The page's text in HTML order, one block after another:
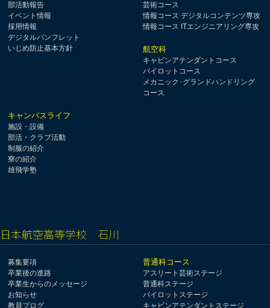
部活動報告
イベント情報
採用情報
デジタルパンフレット
いじめ防止基本方針
芸術コース
情報コース デジタルコンテンツ専攻
情報コース ITエンジニアリング専攻
航空科
キャビンアテンダントコース
パイロットコース
メカニック･グランドハンドリング
コース
キャンパスライフ
施設・設備
部活・クラブ活動
制服の紹介
寮の紹介
雄飛学塾
日本航空高等学校 石川
募集要項
卒業後の進路
卒業生からのメッセージ
お知らせ
教員ブログ
普通科コース
アスリート芸術ステージ
普通科ステージ
パイロットステージ
キャビンアテンダントステージ